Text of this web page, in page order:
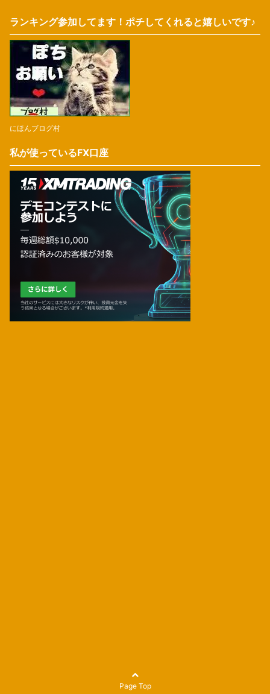
ランキング参加してます！ポチしてくれると嬉しいです♪
にほんブログ村
私が使っているFX口座
Page Top